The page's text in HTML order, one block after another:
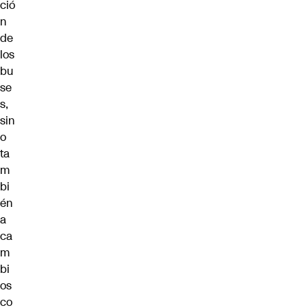
ció
n
de
los
bu
se
s,
sin
o
ta
m
bi
én
a
ca
m
bi
os
co